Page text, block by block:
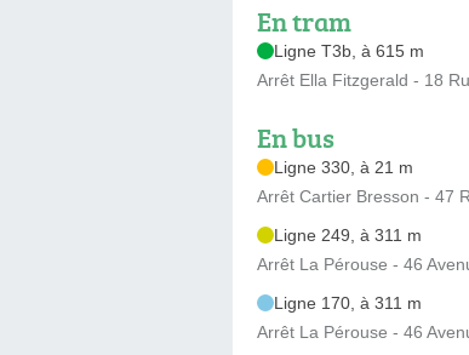
En tram
Ligne T3b, à 615 m
Arrêt Ella Fitzgerald - 18
En bus
Ligne 330, à 21 m
Arrêt Cartier Bresson - 47
Ligne 249, à 311 m
Arrêt La Pérouse - 46
Ligne 170, à 311 m
Arrêt La Pérouse - 46